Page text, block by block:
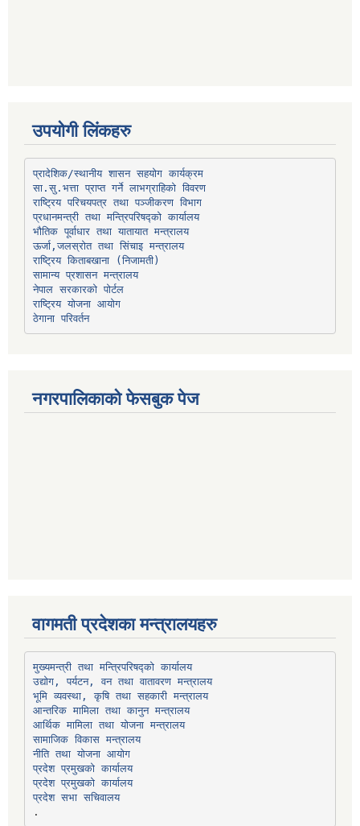
उपयोगी लिंकहरु
प्रादेशिक/स्थानीय शासन सहयोग कार्यक्रम
सा.सु.भत्ता प्राप्त गर्ने लाभग्राहिको विवरण
राष्ट्रिय परिचयपत्र तथा पञ्‍जीकरण विभाग
प्रधानमन्त्री तथा मन्त्रिपरिषद्को कार्यालय
भौतिक पूर्वाधार तथा यातायात मन्त्रालय
ऊर्जा,जलस्रोत तथा सिंचाइ मन्त्रालय
सामान्य प्रशासन मन्त्रालय
नेपाल सरकारको पोर्टल
राष्ट्रिय योजना आयोग
ठेगाना परिवर्तन
नगरपालिकाको फेसबुक पेज
वागमती प्रदेशका मन्त्रालयहरु
मुख्यमन्त्री तथा मन्त्रिपरिषद्को कार्यालय
उद्योग, पर्यटन, वन तथा वातावरण मन्त्रालय
भूमि व्यवस्था, कृषि तथा सहकारी मन्त्रालय
आन्तरिक मामिला तथा कानुन मन्त्रालय
आर्थिक मामिला तथा योजना मन्त्रालय
सामाजिक विकास मन्त्रालय
नीति तथा योजना आयोग
प्रदेश प्रमुखको कार्यालय
प्रदेश प्रमुखको कार्यालय
प्रदेश सभा सचिवालय